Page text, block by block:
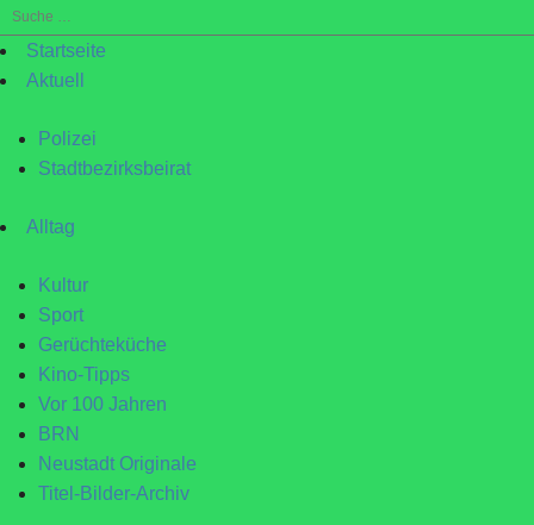
Suche
nach:Startseite
Aktuell
Polizei
Stadtbezirksbeirat
Alltag
Kultur
Sport
Gerüchteküche
Kino-Tipps
Vor 100 Jahren
BRN
Neustadt Originale
Titel-Bilder-Archiv